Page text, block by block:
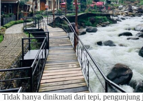
Tidak hanya dinikmati dari tepi, pengunjung